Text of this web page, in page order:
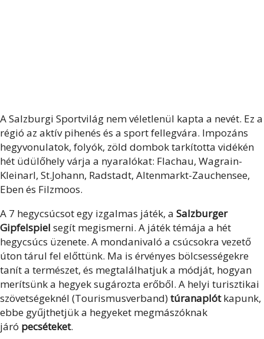
A Salzburgi Sportvilág nem véletlenül kapta a nevét. Ez a
régió az aktív pihenés és a sport fellegvára. Impozáns
hegyvonulatok, folyók, zöld dombok tarkította vidékén
hét üdülőhely várja a nyaralókat: Flachau, Wagrain-
Kleinarl, St.Johann, Radstadt, Altenmarkt-Zauchensee,
Eben és Filzmoos.
A 7 hegycsúcsot egy izgalmas játék, a Salzburger
Gipfelspiel segít megismerni. A játék témája a hét
hegycsúcs üzenete. A mondanivaló a csúcsokra vezető
úton tárul fel előttünk. Ma is érvényes bölcsességekre
tanít a természet, és megtalálhatjuk a módját, hogyan
merítsünk a hegyek sugározta erőből. A helyi turisztikai
szövetségeknél (Tourismusverband)túranaplótkapunk,
ebbe gyűjthetjük a hegyeket megmászóknak
járó pecséteket.